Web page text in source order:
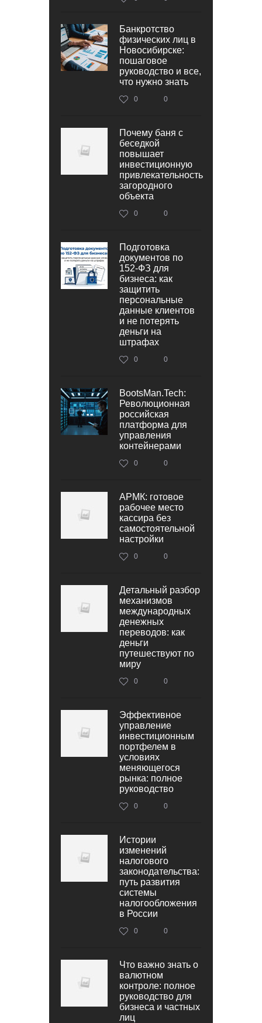
Банкротство
физических лиц в
Новосибирске:
пошаговое
руководство и все,
что нужно знать
0 0
Почему баня с
беседкой
повышает
инвестиционную
привлекательность
загородного
объекта
0 0
Подготовка
документов по
152‑ФЗ для
бизнеса: как
защитить
персональные
данные клиентов
и не потерять
деньги на
штрафах
0 0
BootsMan.Tech:
Революционная
российская
платформа для
управления
контейнерами
0 0
АРМК: готовое
рабочее место
кассира без
самостоятельной
настройки
0 0
Детальный разбор
механизмов
международных
денежных
переводов: как
деньги
путешествуют по
миру
0 0
Эффективное
управление
инвестиционным
портфелем в
условиях
меняющегося
рынка: полное
руководство
0 0
Истории
изменений
налогового
законодательства:
путь развития
системы
налогообложения
в России
0 0
Что важно знать о
валютном
контроле: полное
руководство для
бизнеса и частных
лиц